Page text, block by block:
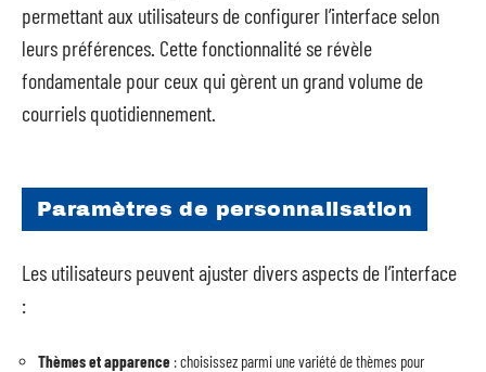
permettant aux utilisateurs de configurer l’interface selon
leurs préférences. Cette fonctionnalité se révèle
fondamentale pour ceux qui gèrent un grand volume de
courriels quotidiennement.
Paramètres de personnalisation
Les utilisateurs peuvent ajuster divers aspects de l’interface
:
Thèmes et apparence : choisissez parmi une variété de thèmes pour